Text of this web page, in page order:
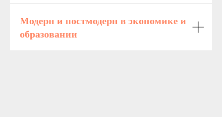
Модерн и постмодерн в экономике и
образовании